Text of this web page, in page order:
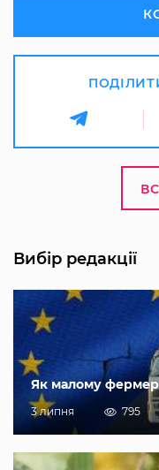
Вибір редакції
Як малому
3 липня 795